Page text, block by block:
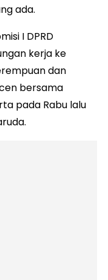
ada.
I DPRD
kerja ke
dan
bersama
pada Rabu lalu